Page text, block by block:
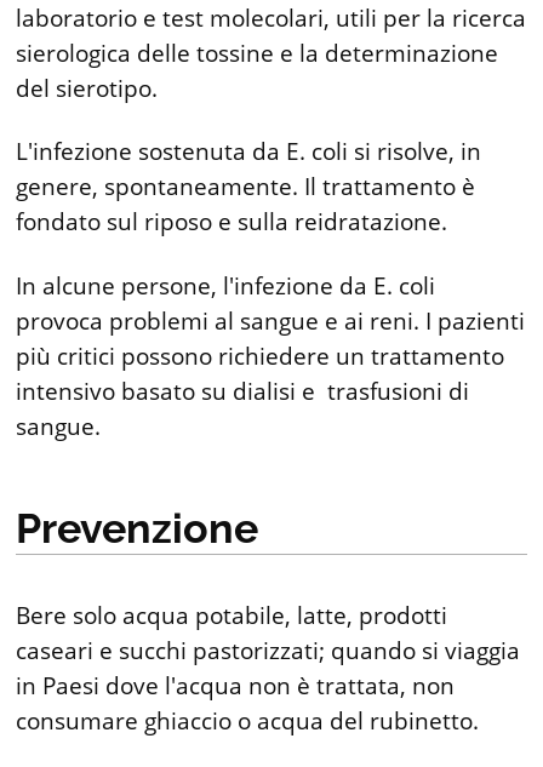
laboratorio e test molecolari, utili per la ricerca
sierologica delle tossine e la determinazione
del sierotipo.
L'infezione sostenuta da E. coli si risolve, in
genere, spontaneamente. Il trattamento è
fondato sul riposo e sulla reidratazione.
In alcune persone, l'infezione da E. coli
provoca problemi al sangue e ai reni. I pazienti
più critici possono richiedere un trattamento
intensivo basato su dialisi e trasfusioni di
sangue.
Prevenzione
Bere solo acqua potabile, latte, prodotti
caseari e succhi pastorizzati; quando si viaggia
in Paesi dove l'acqua non è trattata, non
consumare ghiaccio o acqua del rubinetto.